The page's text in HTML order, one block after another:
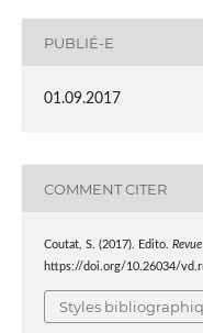
PUBLIÉ-E
01.09.2017
COMMENT CITER
Coutat, S. (2017). Edito.
https://doi.org/10.26034/
Styles